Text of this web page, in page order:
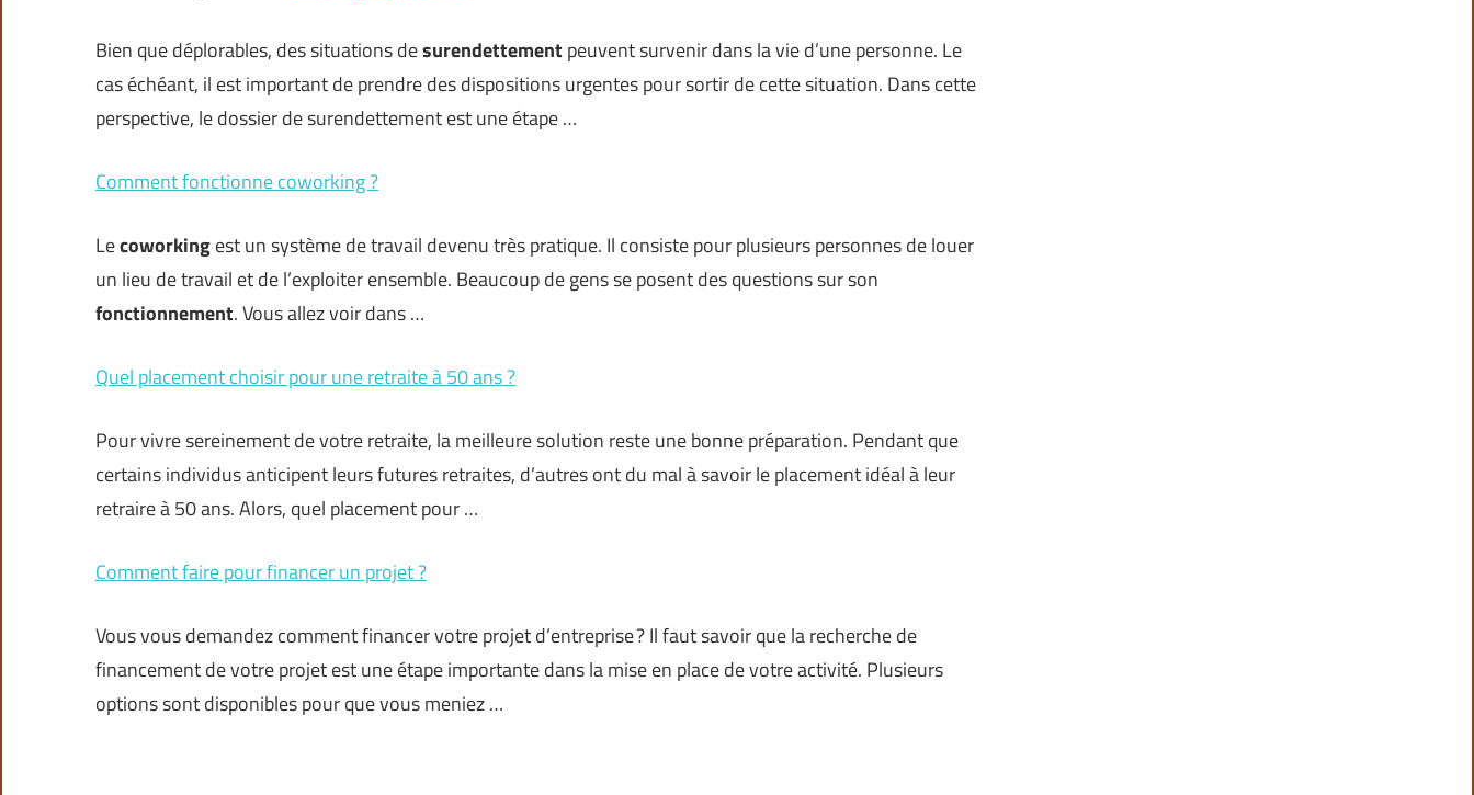
Bien que déplorables, des situations desurendettement peuvent survenir dans la vie d’une personne. Le
cas échéant, il est important de prendre des dispositions urgentes pour sortir de cette situation. Dans cette
perspective, le dossier de surendettement est une étape …
Comment fonctionne coworking ?
Lecoworkingest un système de travail devenu très pratique. Il consiste pour plusieurs personnes de louer
un lieu de travail et de l’exploiter ensemble. Beaucoup de gens se posent des questions sur son
fonctionnement. Vous allez voir dans …
Quel placement choisir pour une retraite à 50 ans ?
Pour vivre sereinement de votre retraite, la meilleure solution reste une bonne préparation. Pendant que
certains individus anticipent leurs futures retraites, d’autres ont du mal à savoir le placement idéal à leur
retraire à 50 ans. Alors, quel placement pour …
Comment faire pour financer un projet ?
Vous vous demandez comment financer votre projet d’entreprise ? Il faut savoir que la recherche de
financement de votre projet est une étape importante dans la mise en place de votre activité. Plusieurs
options sont disponibles pour que vous meniez …